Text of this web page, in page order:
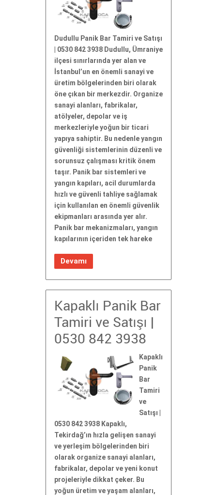
Dudullu Panik Bar Tamiri ve Satışı
| 0530 842 3938 Dudullu, Ümraniye
ilçesi sınırlarında yer alan ve
İstanbul’un en önemli sanayi ve
üretim bölgelerinden biri olarak
öne çıkan bir merkezdir. Organize
sanayi alanları, fabrikalar,
atölyeler, depolar ve iş
merkezleriyle yoğun bir ticari
yapıya sahiptir. Bu nedenle yangın
güvenliği sistemlerinin düzenli ve
sorunsuz çalışması kritik önem
taşır. Panik bar sistemleri ve
yangın kapıları, acil durumlarda
hızlı ve güvenli tahliye sağlamak
için kullanılan en önemli güvenlik
ekipmanları arasında yer alır.
Panik bar mekanizmaları, yangın
kapılarının içeriden tek hareke
Devamı
Kapaklı Panik Bar
Tamiri ve Satışı |
0530 842 3938
Kapaklı
Panik
Bar
Tamiri
ve
Satışı |
0530 842 3938 Kapaklı,
Tekirdağ’ın hızla gelişen sanayi
ve yerleşim bölgelerinden biri
olarak organize sanayi alanları,
fabrikalar, depolar ve yeni konut
projeleriyle dikkat çeker. Bu
yoğun üretim ve yaşam alanları,